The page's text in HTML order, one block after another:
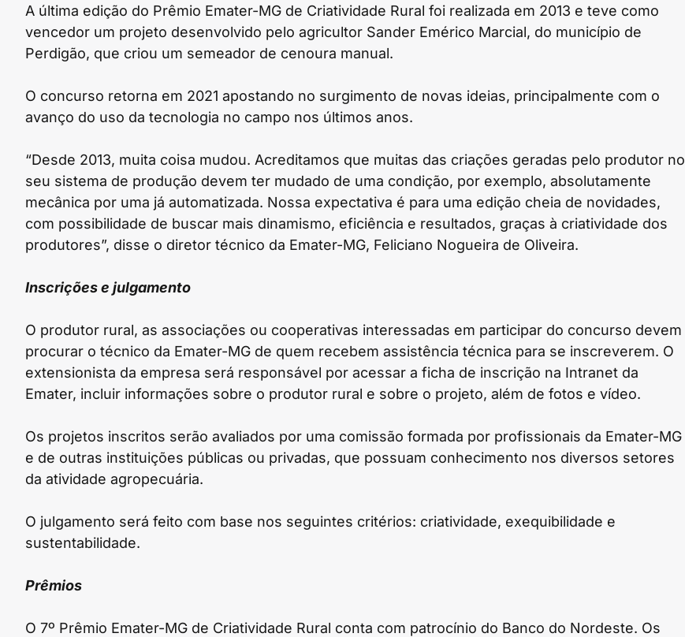
A última edição do Prêmio Emater-MG de Criatividade Rural foi realizada em 2013 e teve como
vencedor um projeto desenvolvido pelo agricultor Sander Emérico Marcial, do município de
Perdigão, que criou um semeador de cenoura manual.
O concurso retorna em 2021 apostando no surgimento de novas ideias, principalmente com o
avanço do uso da tecnologia no campo nos últimos anos.
“Desde 2013, muita coisa mudou. Acreditamos que muitas das criações geradas pelo produtor no
seu sistema de produção devem ter mudado de uma condição, por exemplo, absolutamente
mecânica por uma já automatizada. Nossa expectativa é para uma edição cheia de novidades,
com possibilidade de buscar mais dinamismo, eficiência e resultados, graças à criatividade dos
produtores”, disse o diretor técnico da Emater-MG, Feliciano Nogueira de Oliveira.
Inscrições e julgamento
O produtor rural, as associações ou cooperativas interessadas em participar do concurso devem
procurar o técnico da Emater-MG de quem recebem assistência técnica para se inscreverem. O
extensionista da empresa será responsável por acessar a ficha de inscrição na Intranet da
Emater, incluir informações sobre o produtor rural e sobre o projeto, além de fotos e vídeo.
Os projetos inscritos serão avaliados por uma comissão formada por profissionais da Emater-MG
e de outras instituições públicas ou privadas, que possuam conhecimento nos diversos setores
da atividade agropecuária.
O julgamento será feito com base nos seguintes critérios: criatividade, exequibilidade e
sustentabilidade.
Prêmios
O 7º Prêmio Emater-MG de Criatividade Rural conta com patrocínio do Banco do Nordeste. Os